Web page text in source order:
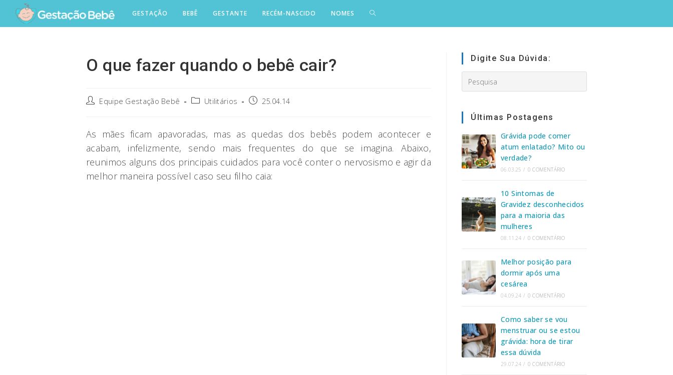
content
GESTAÇÃO BEBÊ GESTANTE RECÉM-NASCIDO NOMES
O que fazer quando o bebê cair?
PostEquipe Gestação Bebê
PostUtilitários
Post25.04.14
As mães ficam apavoradas, mas as quedas dos bebês podem acontecer e
acabam, infelizmente, sendo mais frequentes do que se imagina. Abaixo,
reunimos alguns dos principais cuidados para você conter o nervosismo e agir da
melhor maneira possível caso seu filho caia:
Digite Sua Dúvida:
this
Últimas Postagens
Grávida pode comer
atum enlatado? Mito ou
verdade?
06.03.25 / 0 COMENTÁRIO
10 Sintomas de
Gravidez desconhecidos
para a maioria das
mulheres
08.11.24 / 0 COMENTÁRIO
Melhor posição para
dormir após uma
cesárea
04.09.24 / 0 COMENTÁRIO
Como saber se vou
menstruar ou se estou
grávida: hora de tirar
essa dúvida
29.07.24 / 0 COMENTÁRIO